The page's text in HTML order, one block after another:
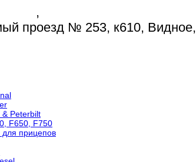
,
проезд № 253, к610, Видное,
& Peterbilt
F650, F750
для прицепов